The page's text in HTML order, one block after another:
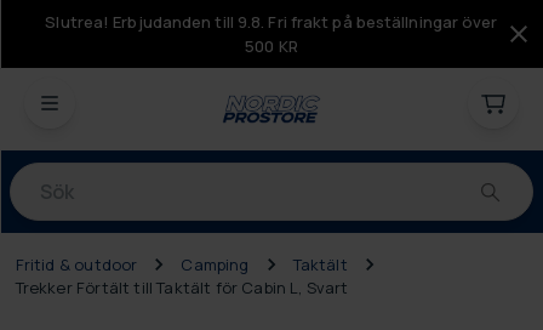
Slutrea! Erbjudanden till 9.8. Fri frakt på beställningar över
500 KR
Produkter
Fritid & outdoor Camping
Taktält
Trekker Förtält till Taktält för Cabin L, Svart